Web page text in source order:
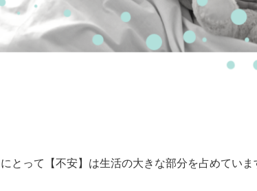
とって【不安】は生活の大きな部分を占めていま